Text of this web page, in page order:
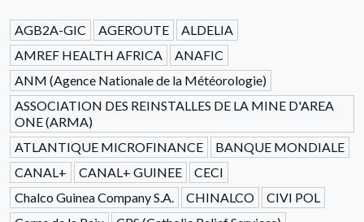
AGB2A-GIC AGEROUTE
ALDELIA
AMREF HEALTH AFRICA
ANAFIC
ANM (Agence Nationale de la Météorologie)
ASSOCIATION DES REINSTALLES DE LA MINE D'AREA
ONE (ARMA)
ATLANTIQUE MICROFINANCE
BANQUE MONDIALE
CANAL+
CANAL+ GUINEE
CECI
Chalco Guinea Company S.A.
CHINALCO
CIVI POL